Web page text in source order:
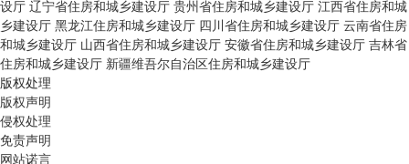
设厅 辽宁省住房和城乡建设厅 贵州省住房和城乡建设厅 江西省住房和城
乡建设厅 黑龙江住房和城乡建设厅 四川省住房和城乡建设厅 云南省住房
和城乡建设厅 山西省住房和城乡建设厅 安徽省住房和城乡建设厅 吉林省
住房和城乡建设厅 新疆维吾尔自治区住房和城乡建设厅
版权处理
版权声明
侵权处理
免责声明
网站诺言